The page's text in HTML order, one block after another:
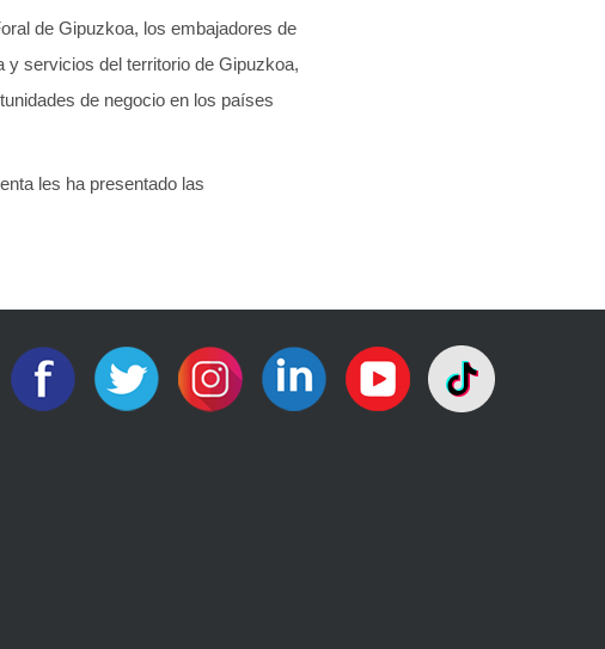
de Gipuzkoa, los embajadores de
y servicios del territorio de Gipuzkoa,
de negocio en los países
les ha presentado las